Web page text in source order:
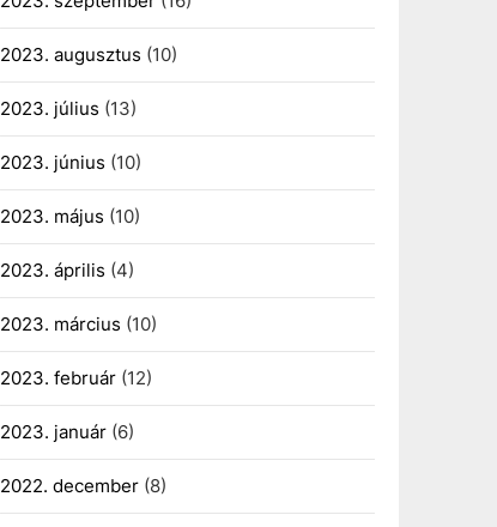
2023. augusztus (10)
2023. július (13)
2023. június (10)
2023. május (10)
2023. április (4)
2023. március (10)
2023. február(12)
2023. január(6)
2022. december(8)